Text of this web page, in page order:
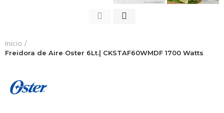
Inicio
Freidora de Aire Oster 6Lt.| CKSTAF60WMDF 1700 Watts